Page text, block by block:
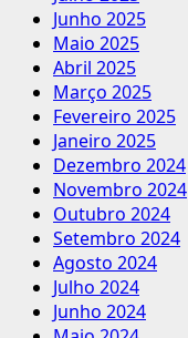
Junho 2025
Maio 2025
Abril 2025
Março 2025
Fevereiro 2025
Janeiro 2025
Dezembro 2024
Novembro 2024
Outubro 2024
Setembro 2024
Agosto 2024
Julho 2024
Junho 2024